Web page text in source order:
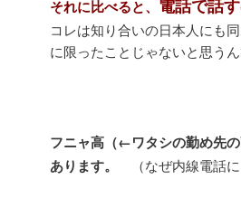
それに比べると、 電話で話
コレは知り合いの日本人にも
に限ったことじゃないと思う
フニャ高（←ワタシの勤め先の
あります。
（なぜ内線電話